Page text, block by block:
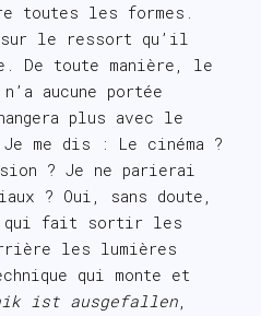
toutes les formes.
le ressort qu’il
De toute manière, le
aucune portée
plus avec le
me dis : Le cinéma ?
? Je ne parierai
? Oui, sans doute,
qui fait sortir les
les lumières
qui monte et
ist ausgefallen,